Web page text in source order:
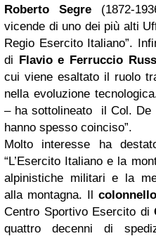
Roberto Segre (1872-
vicende di uno dei più alti
Regio Esercito Italiano”.
di Flavio e Ferruccio
cui viene esaltato il ruolo
nella evoluzione
– ha sottolineato il Col. De
hanno spesso coinciso”.
Molto interesse ha
“L’Esercito Italiano e la
alpinistiche militari e la
alla montagna. Il
Centro Sportivo Esercito di
quattro decenni di